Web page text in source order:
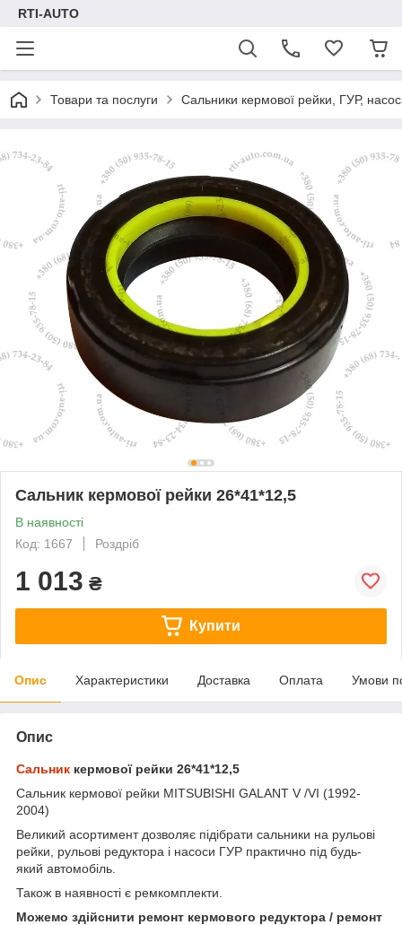
RTI-AUTO
Товари та послуги Сальники кермової рейки, ГУР,
Сальник кермової рейки 26*41*12,5
В наявності
Код: 1667
Роздріб
1 013 ₴
Купити
Опис Характеристики Доставка Оплата Умови
Опис
Сальник кермової рейки 26*41*12,5
Сальник кермової рейки MITSUBISHI GALANT V /VI (1992-
2004)
Великий асортимент дозволяє підібрати сальники на рульові
рейки, рульові редуктора і насоси ГУР практично під будь-
який автомобіль.
Також в наявності є ремкомплекти.
Можемо здійснити ремонт кермового редуктора / ремонт